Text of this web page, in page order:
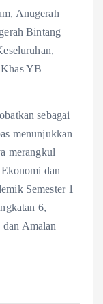
Anugerah
Bintang
YB
sebagai
menunjukkan
merangkul
dan
Semester 1
6,
Amalan